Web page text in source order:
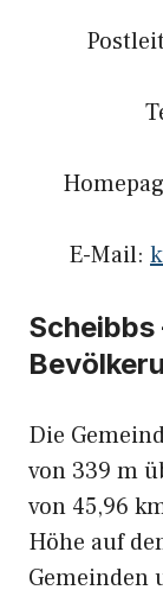
E-Mail:
Scheibbs
Die
von 339 m
von 45,96
Höhe auf
Gemeinden